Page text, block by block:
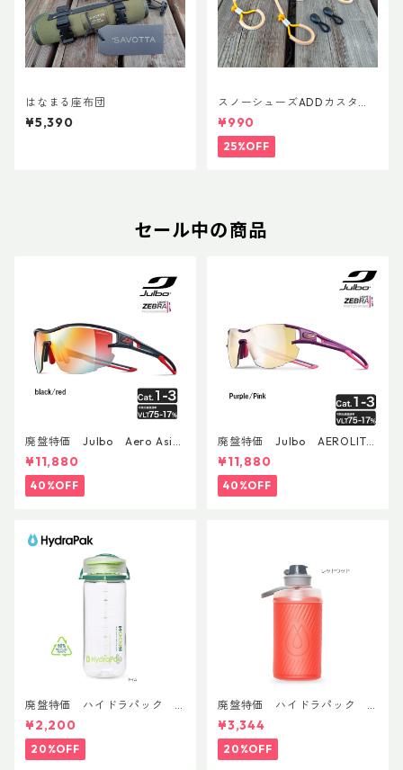
はなまる座布団
¥5,390
スノーシューズADDカスタム
Ver.5用 オリジナルカスタムヒ
ールパーツ
¥990
25%OFF
セール中の商品
廃盤特価 Julbo Aero Asia
nFit
¥11,880
40%OFF
廃盤特価 Julbo AEROLITE
AsianFit
¥11,880
40%OFF
廃盤特価 ハイドラパック
リーコン ツイスト＆シップ 50
0ml
¥2,200
20%OFF
廃盤特価 ハイドラパック
フラックス 750ml
¥3,344
20%OFF